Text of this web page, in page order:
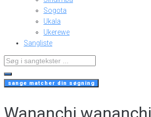
Sogota
Ukala
Ukerewe
Sangliste
Search
...
sange matcher din søgning